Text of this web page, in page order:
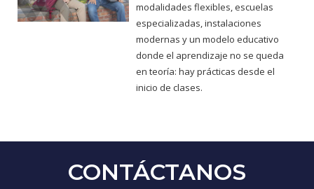
modalidades flexibles, escuelas
especializadas, instalaciones
modernas y un modelo educativo
donde el aprendizaje no se queda
en teoría: hay prácticas desde el
inicio de clases.
CONTÁCTANOS